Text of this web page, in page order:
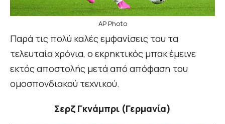
AP Photo
Παρά τις πολύ καλές εμφανίσεις του τα
τελευταία χρόνια, ο εκρηκτικός μπακ έμεινε
εκτός αποστολής μετά από απόφαση του
ομοσπονδιακού τεχνικού.
Σερζ Γκνάμπρι (Γερμανία)